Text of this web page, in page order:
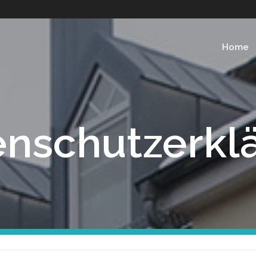
Home